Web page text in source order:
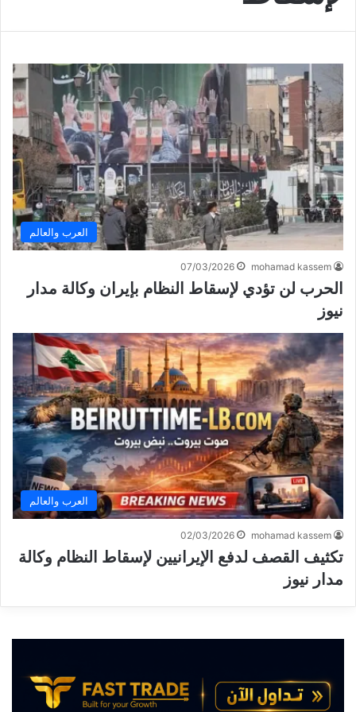
العرب والعالم
mohamad kassem
07/03/2026
الحرب لن تؤدي لإسقاط النظام بإيران وكالة مدار
نيوز
العرب والعالم
mohamad kassem
02/03/2026
تكثيف القصف لدفع الإيرانيين لإسقاط النظام وكالة
مدار نيوز